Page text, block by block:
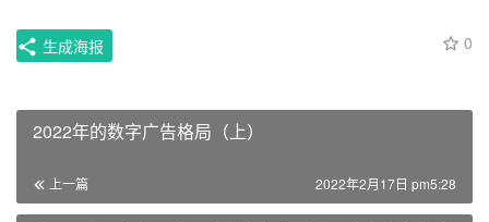
0
生成海报
2022年的数字广告格局（上）
上一篇 2022年2月17日 pm5:28